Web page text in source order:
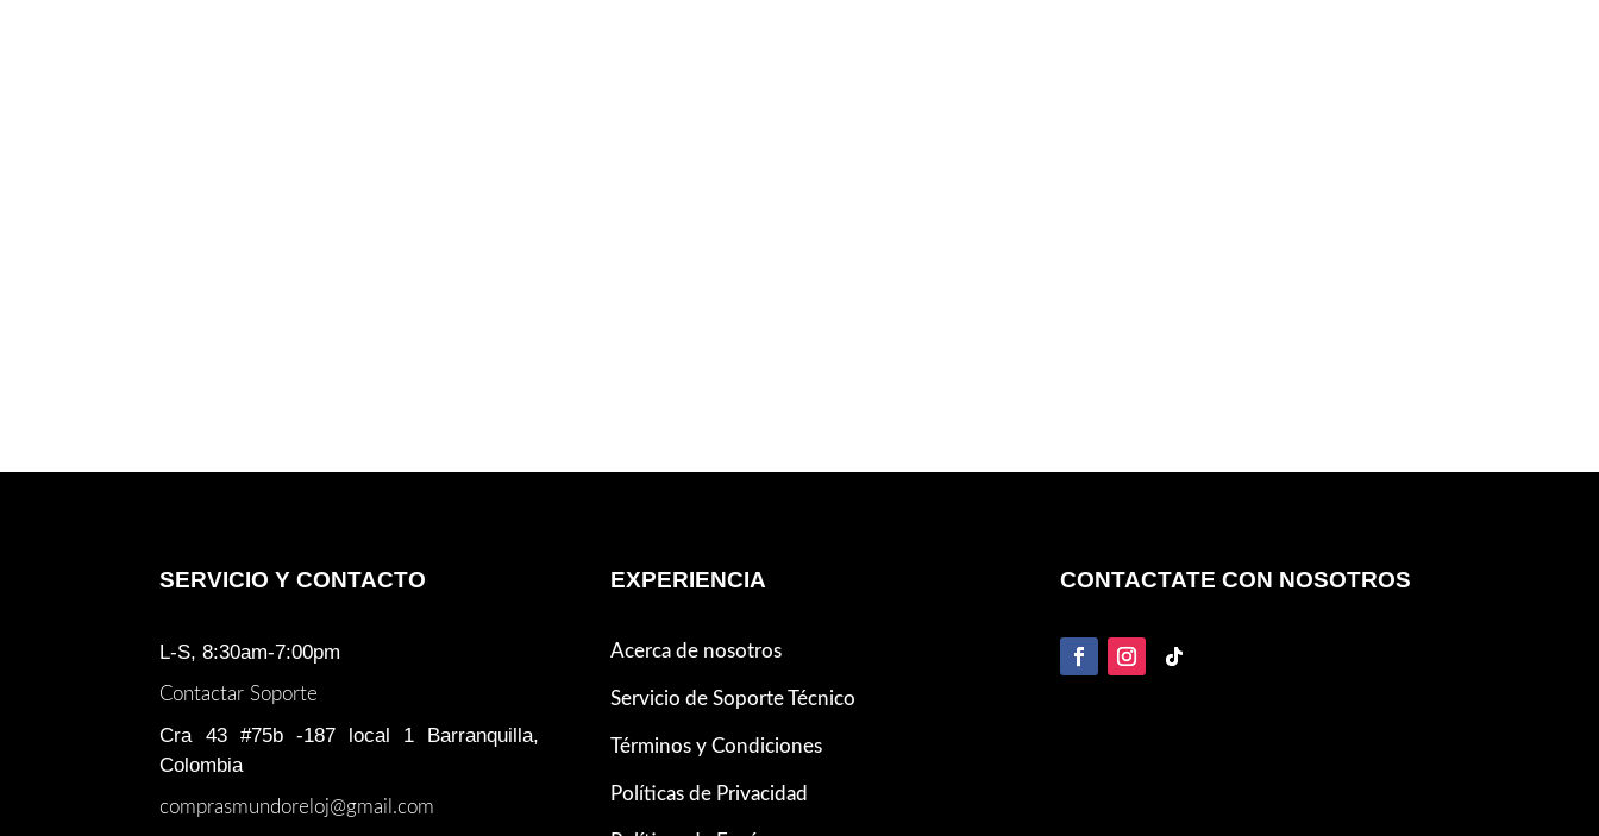
SERVICIO Y CONTACTO
L-S, 8:30am-7:00pm
Contactar Soporte
Cra 43 #75b -187 local 1 Barranquilla,
Colombia
comprasmundoreloj@gmail.com
EXPERIENCIA
Acerca de nosotros
Servicio de Soporte Técnico
Términos y Condiciones
Políticas de Privacidad
CONTACTATE CON NOSOTROS